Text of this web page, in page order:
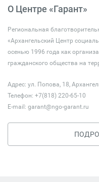
О Центре «Гарант»
Региональная
«Архангельский Центр
осенью 1996 года как
гражданского общества на
Адрес: ул. Попова, 18,
Телефон: +7(818) 220-65-10
E-mail: garant@ngo-garant.ru